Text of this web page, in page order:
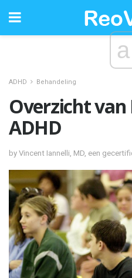
ADHD Behandeling
Overzicht
ADHD
by Vincent Iannelli, MD, een